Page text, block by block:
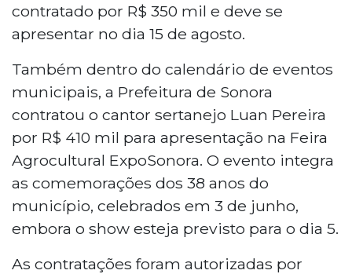
contratado por R$ 350 mil e deve se
apresentar no dia 15 de agosto.
Também dentro do calendário de eventos
municipais, a Prefeitura de Sonora
contratou o cantor sertanejo Luan Pereira
por R$ 410 mil para apresentação na Feira
Agrocultural ExpoSonora. O evento integra
as comemorações dos 38 anos do
município, celebrados em 3 de junho,
embora o show esteja previsto para o dia 5.
As contratações foram autorizadas por